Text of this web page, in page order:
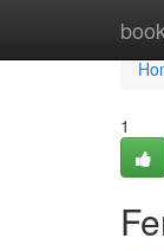
1